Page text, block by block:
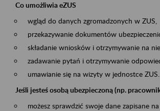
Co umożliwia eZUS
wgląd do danych zgromadzonych w ZUS,
przekazywanie dokumentów
składanie wniosków i otrzymywanie na
zadawanie pytań i otrzymywanie
umawianie się na wizyty w jednostce ZUS.
Jeśli jesteś osobą ubezpieczoną (np.
możesz sprawdzić swoje dane zapisane